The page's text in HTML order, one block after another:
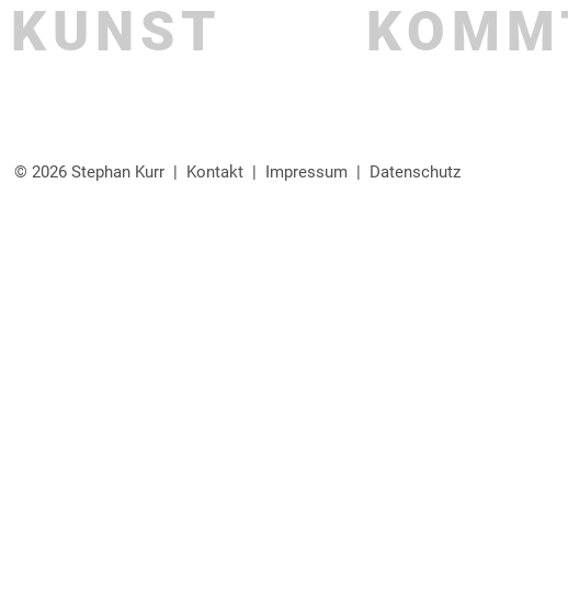
KUNST
© 2026 Stephan Kurr | Kontakt | Impressum | Datenschutz